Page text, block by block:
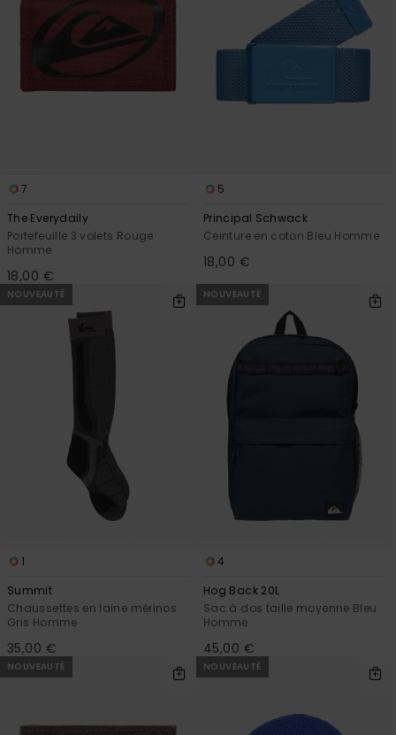
7
The Everydaily
Portefeuille 3 volets Rouge
Homme
18,00 €
5
Principal Schwack
Ceinture en coton Bleu Homme
18,00 €
NOUVEAUTÉ
1
Summit
Chaussettes en laine mérinos
Gris Homme
35,00 €
NOUVEAUTÉ
4
Hog Back 20L
Sac à dos taille moyenne Bleu
Homme
45,00 €
NOUVEAUTÉ NOUVEAUTÉ